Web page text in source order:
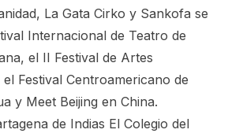
La Gata Cirko y Sankofa se
Internacional de Teatro de
el II Festival de Artes
el Festival Centroamericano de
y Meet Beijing en China.
de Indias El Colegio del